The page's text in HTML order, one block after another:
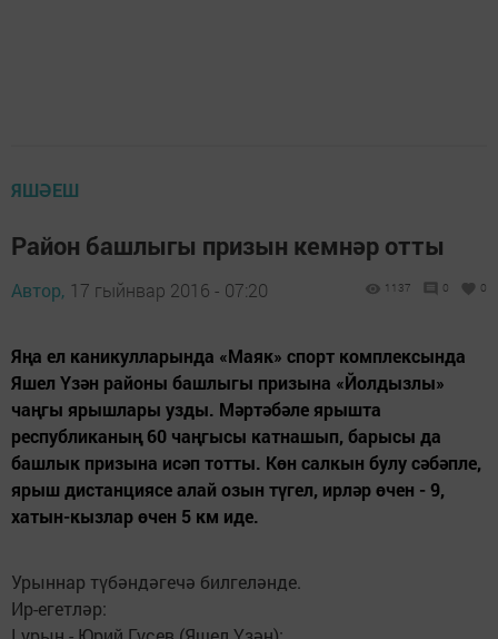
ЯШӘЕШ
Район башлыгы призын кемнәр отты
Автор, 17 гыйнвар 2016 - 07:20 1137 0 0
Яңа ел каникулларында «Маяк» спорт комплексында
Яшел Үзән районы башлыгы призына «Йолдызлы»
чаңгы ярышлары узды. Мәртәбәле ярышта
республиканың 60 чаңгысы катнашып, барысы да
башлык призына исәп тотты. Көн салкын булу сәбәпле,
ярыш дистанциясе алай озын түгел, ирләр өчен - 9,
хатын-кызлар өчен 5 км иде.
Урыннар түбәндәгечә билгеләнде.
Ир-егетләр: